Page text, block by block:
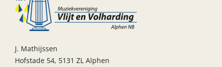
J. Mathijssen
Hofstade 54, 5131 ZL Alphen